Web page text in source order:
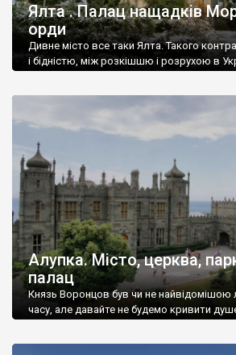
Ялта . Палац нащадків
орди
Дивне місто все таки Ялта. Такого
і бідністю, між розкішшю і розрухою в
Алупка. Місто, церква,
палац
Князь Воронцов був чи не
часу, але давайте не будемо кривити